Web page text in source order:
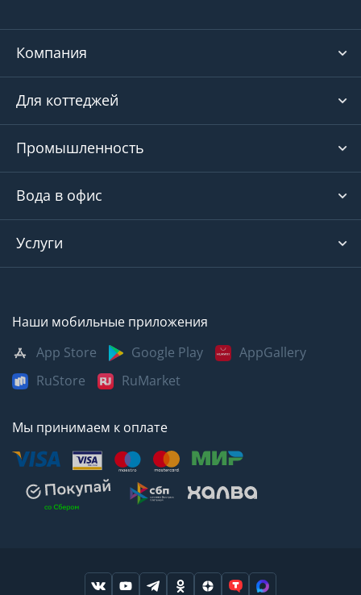
Компания
Для коттеджей
Промышленность
Вода в офис
Услуги
Наши мобильные приложения
App Store
Google Play
AppGallery
RuStore
RuMarket
Мы принимаем к оплате